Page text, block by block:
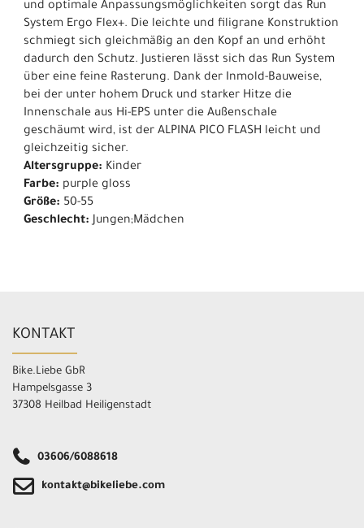
und optimale Anpassungsmöglichkeiten sorgt das Run
System Ergo Flex+. Die leichte und filigrane Konstruktion
schmiegt sich gleichmäßig an den Kopf an und erhöht
dadurch den Schutz. Justieren lässt sich das Run System
über eine feine Rasterung. Dank der Inmold-Bauweise,
bei der unter hohem Druck und starker Hitze die
Innenschale aus Hi-EPS unter die Außenschale
geschäumt wird, ist der ALPINA PICO FLASH leicht und
gleichzeitig sicher.
Altersgruppe: Kinder
Farbe: purple gloss
Größe: 50-55
Geschlecht: Jungen;Mädchen
KONTAKT
Bike.Liebe GbR
Hampelsgasse 3
37308 Heilbad Heiligenstadt
03606/6088618
kontakt@bikeliebe.com